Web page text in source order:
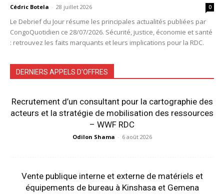
Cédric Botela - 28 juillet 2026 0
Le Debrief du Jour résume les principales actualités publiées par
CongoQuotidien ce 28/07/2026. Sécurité, justice, économie et santé
: retrouvez les faits marquants et leurs implications pour la RDC.
DERNIERS APPELS D'OFFRES
Recrutement d’un consultant pour la cartographie des
acteurs et la stratégie de mobilisation des ressources
– WWF RDC
Odilon Shama - 6 août 2026
Vente publique interne et externe de matériels et
équipements de bureau à Kinshasa et Gemena